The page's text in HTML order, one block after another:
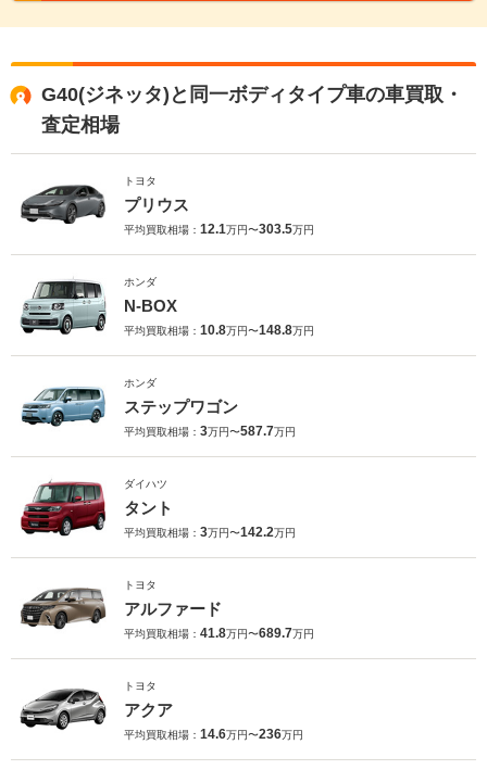
G40(ジネッタ)と同一ボディタイプ車の車買取・
査定相場
トヨタ
プリウス
平均買取相場： 12.1万円〜303.5万円
ホンダ
N-BOX
平均買取相場： 10.8万円〜148.8万円
ホンダ
ステップワゴン
平均買取相場： 3万円〜587.7万円
ダイハツ
タント
平均買取相場： 3万円〜142.2万円
トヨタ
アルファード
平均買取相場： 41.8万円〜689.7万円
トヨタ
アクア
平均買取相場： 14.6万円〜236万円